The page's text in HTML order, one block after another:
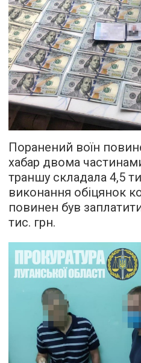
Поранений воїн
хабар двома
траншу складала 4,5
виконання обіцянок
повинен був
тис. грн.